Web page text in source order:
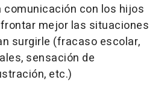
comunicación con los hijos
mejor las situaciones
surgirle (fracaso escolar,
sensación de
etc.)